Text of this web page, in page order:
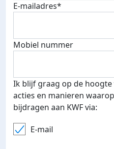
E-mails
je speciale KWF t-
E-mailadres*
Mobiel nummer
Ik blijf graag op de hoogte
acties en manieren
bijdragen aan KWF via:
E-mail